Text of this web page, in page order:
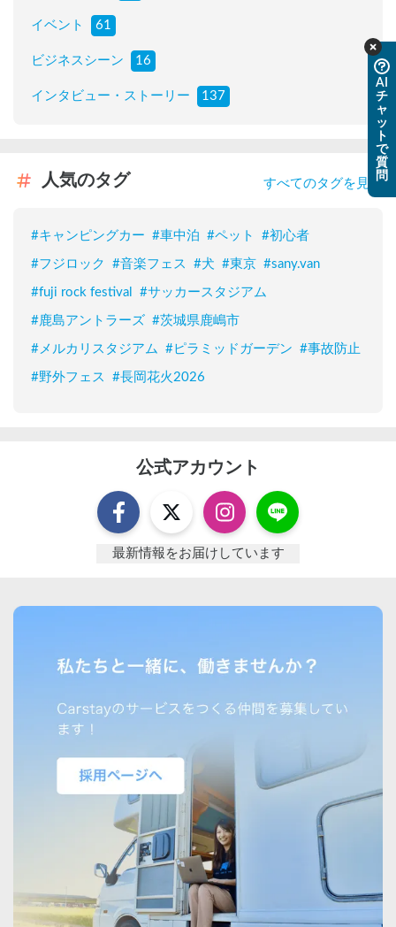
イベント 61
ビジネスシーン 16
インタビュー・ストーリー 137
人気のタグ すべてのタグを見る
#キャンピングカー #車中泊 #ペット #初心者
#フジロック #音楽フェス #犬 #東京 #sany.van
#fuji rock festival #サッカースタジアム
#鹿島アントラーズ #茨城県鹿嶋市
# メルカリスタジアム #ピラミッドガーデン #事故防止
#野外フェス #長岡花火2026
公式アカウント
最新情報をお届けしています
AI
チ
ャ
ッ
ト
で
質
問